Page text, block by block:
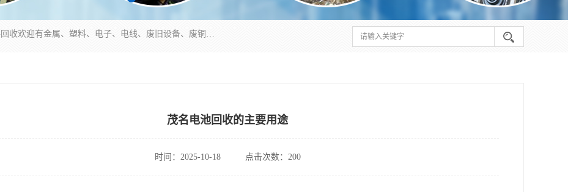
工厂废料物资回收,深圳废品站回收,五金塑料回收欢迎有金属、塑料、电子、电线、废旧设备、废铜、锡渣、线路板、镀银废料、废IC、电子零件、电子脚，等其他废旧物资的单位及个人联系洽谈。对提供息者我们可以提供优厚的业务提成（佣金）。
茂名电池回收的主要用途
时间：2025-10-18 点击次数：200